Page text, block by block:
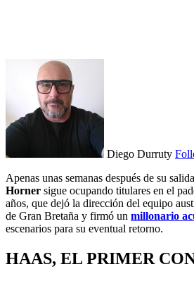
Diego Durruty
Apenas unas semanas después de su
Horner sigue ocupando titulares en el
años, que dejó la dirección del equipo
de Gran Bretaña y firmó un millonario
escenarios para su eventual retorno.
HAAS, EL PRIMER